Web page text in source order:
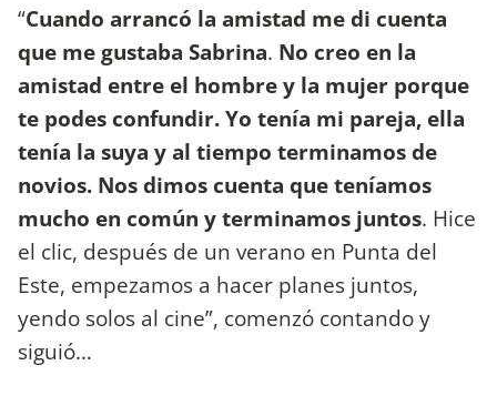
“Cuando arrancó la amistad me di cuenta
que me gustaba Sabrina. No creo en la
amistad entre el hombre y la mujer porque
te podes confundir. Yo tenía mi pareja, ella
tenía la suya y al tiempo terminamos de
novios. Nos dimos cuenta que teníamos
mucho en común y terminamos juntos. Hice
el clic, después de un verano en Punta del
Este, empezamos a hacer planes juntos,
yendo solos al cine”, comenzó contando y
siguió…